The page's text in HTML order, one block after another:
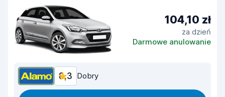
104,10 zł
za dzień
Darmowe anulowanie
8,3 Dobry